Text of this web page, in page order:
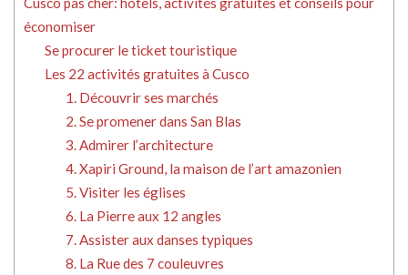
économiser
Se procurer le ticket touristique
Les 22 activités gratuites à Cusco
1. Découvrir ses marchés
2. Se promener dans San Blas
3. Admirer l’architecture
4. Xapiri Ground, la maison de l’art amazonien
5. Visiter les églises
6. La Pierre aux 12 angles
7. Assister aux danses typiques
8. La Rue des 7 couleuvres